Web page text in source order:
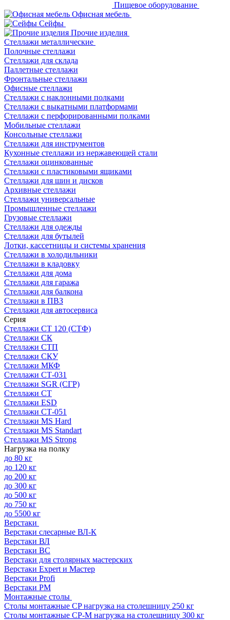
Пищевое оборудование
Офисная мебель
Сейфы
Прочие изделия
Стеллажи металлические
Полочные стеллажи
Стеллажи для склада
Паллетные стеллажи
Фронтальные стеллажи
Офисные стеллажи
Стеллажи с наклонными полками
Стеллажи с выкатными платформами
Стеллажи с перфорированными полками
Мобильные стеллажи
Консольные стеллажи
Стеллажи для инструментов
Кухонные стеллажи из нержавеющей стали
Стеллажи оцинкованные
Стеллажи с пластиковыми ящиками
Стеллажи для шин и дисков
Архивные стеллажи
Стеллажи универсальные
Промышленные стеллажи
Грузовые стеллажи
Стеллажи для одежды
Стеллажи для бутылей
Лотки, кассетницы и системы хранения
Стеллажи в холодильники
Стеллажи в кладовку
Стеллажи для дома
Стеллажи для гаража
Стеллажи для балкона
Стеллажи в ПВЗ
Стеллажи для автосервиса
Серия
Стеллажи СТ 120 (СТФ)
Стеллажи СК
Стеллажи СТП
Стеллажи СКУ
Стеллажи МКФ
Стеллажи СТ-031
Стеллажи SGR (СГР)
Стеллажи СТ
Стеллажи ESD
Стеллажи СТ-051
Стеллажи MS Hard
Стеллажи MS Standart
Стеллажи MS Strong
Нагрузка на полку
до 80 кг
до 120 кг
до 200 кг
до 300 кг
до 500 кг
до 750 кг
до 5500 кг
Верстаки
Верстаки слесарные ВЛ-К
Верстаки ВЛ
Верстаки ВС
Верстаки для столярных мастерских
Верстаки Expert и Мастер
Верстаки Profi
Верстаки РМ
Монтажные столы
Столы монтажные СP нагрузка на столешницу 250 кг
Столы монтажные СР-М нагрузка на столешницу 300 кг